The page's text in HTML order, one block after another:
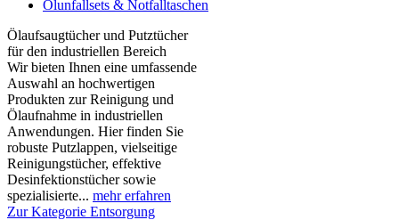
Ölunfallsets & Notfalltaschen
Ölaufsaugtücher und Putztücher
für den industriellen Bereich
Wir bieten Ihnen eine umfassende
Auswahl an hochwertigen
Produkten zur Reinigung und
Ölaufnahme in industriellen
Anwendungen. Hier finden Sie
robuste Putzlappen, vielseitige
Reinigungstücher, effektive
Desinfektionstücher sowie
spezialisierte... mehr erfahren
Zur Kategorie Entsorgung